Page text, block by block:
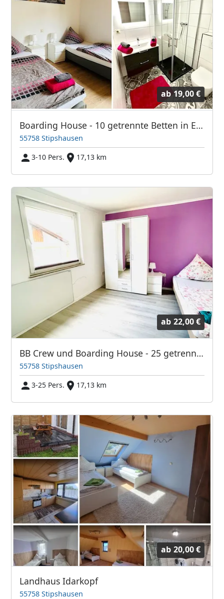
ab 19,00 €
Boarding House - 10 getrennte Betten in EZ und DZ
55758 Stipshausen
3-10 Pers.
17,13 km
ab 22,00 €
BB Crew und Boarding House - 25 getrennte Betten
55758 Stipshausen
3-25 Pers.
17,13 km
ab 20,00 €
Landhaus Idarkopf
55758 Stipshausen